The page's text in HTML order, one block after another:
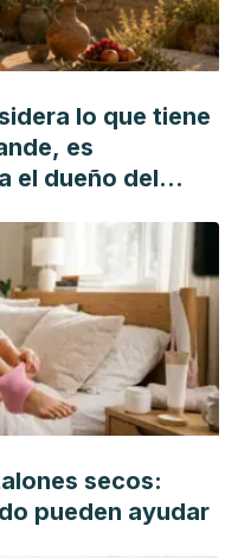
Voiding Dysfunction
Current
0156-5
lo que tiene
es
el dueño del
secos:
pueden ayudar